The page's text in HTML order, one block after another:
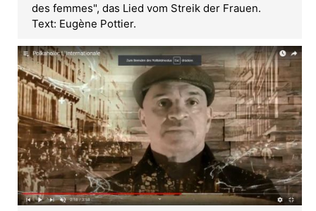
des femmes", das Lied vom Streik der Frauen.
Text: Eugène Pottier.